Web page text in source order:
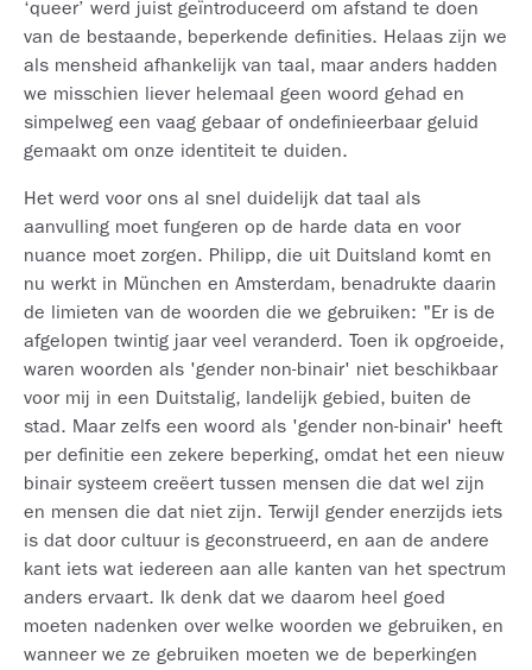
‘queer’ werd juist geïntroduceerd om afstand te doen
van de bestaande, beperkende definities. Helaas zijn we
als mensheid afhankelijk van taal, maar anders hadden
we misschien liever helemaal geen woord gehad en
simpelweg een vaag gebaar of ondefinieerbaar geluid
gemaakt om onze identiteit te duiden.
Het werd voor ons al snel duidelijk dat taal als
aanvulling moet fungeren op de harde data en voor
nuance moet zorgen. Philipp, die uit Duitsland komt en
nu werkt in München en Amsterdam, benadrukte daarin
de limieten van de woorden die we gebruiken: "Er is de
afgelopen twintig jaar veel veranderd. Toen ik opgroeide,
waren woorden als 'gender non-binair' niet beschikbaar
voor mij in een Duitstalig, landelijk gebied, buiten de
stad. Maar zelfs een woord als 'gender non-binair' heeft
per definitie een zekere beperking, omdat het een nieuw
binair systeem creëert tussen mensen die dat wel zijn
en mensen die dat niet zijn. Terwijl gender enerzijds iets
is dat door cultuur is geconstrueerd, en aan de andere
kant iets wat iedereen aan alle kanten van het spectrum
anders ervaart. Ik denk dat we daarom heel goed
moeten nadenken over welke woorden we gebruiken, en
wanneer we ze gebruiken moeten we de beperkingen